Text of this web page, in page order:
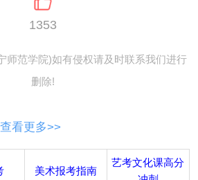
1353
师范学院)如有侵权请及时联系我们进行
删除!
看更多>>
美术报考指南
艺考文化课高分